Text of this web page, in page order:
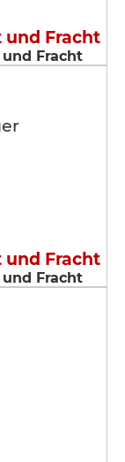
und Fracht
Fracht
und Fracht
Fracht